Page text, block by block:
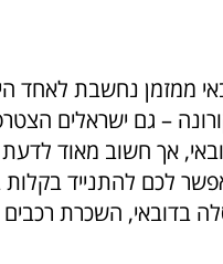
ממזמן נחשבת לאחד
– גם ישראלים
אך חשוב מאוד
לכם להתנייד
בדובאי, השכרת רכבים